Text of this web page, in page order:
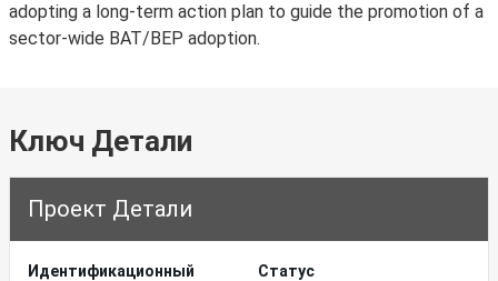
adopting a long-term action plan to guide the promotion of a
sector-wide BAT/BEP adoption.
Ключ Детали
Проект Детали
Идентификационный
Статус